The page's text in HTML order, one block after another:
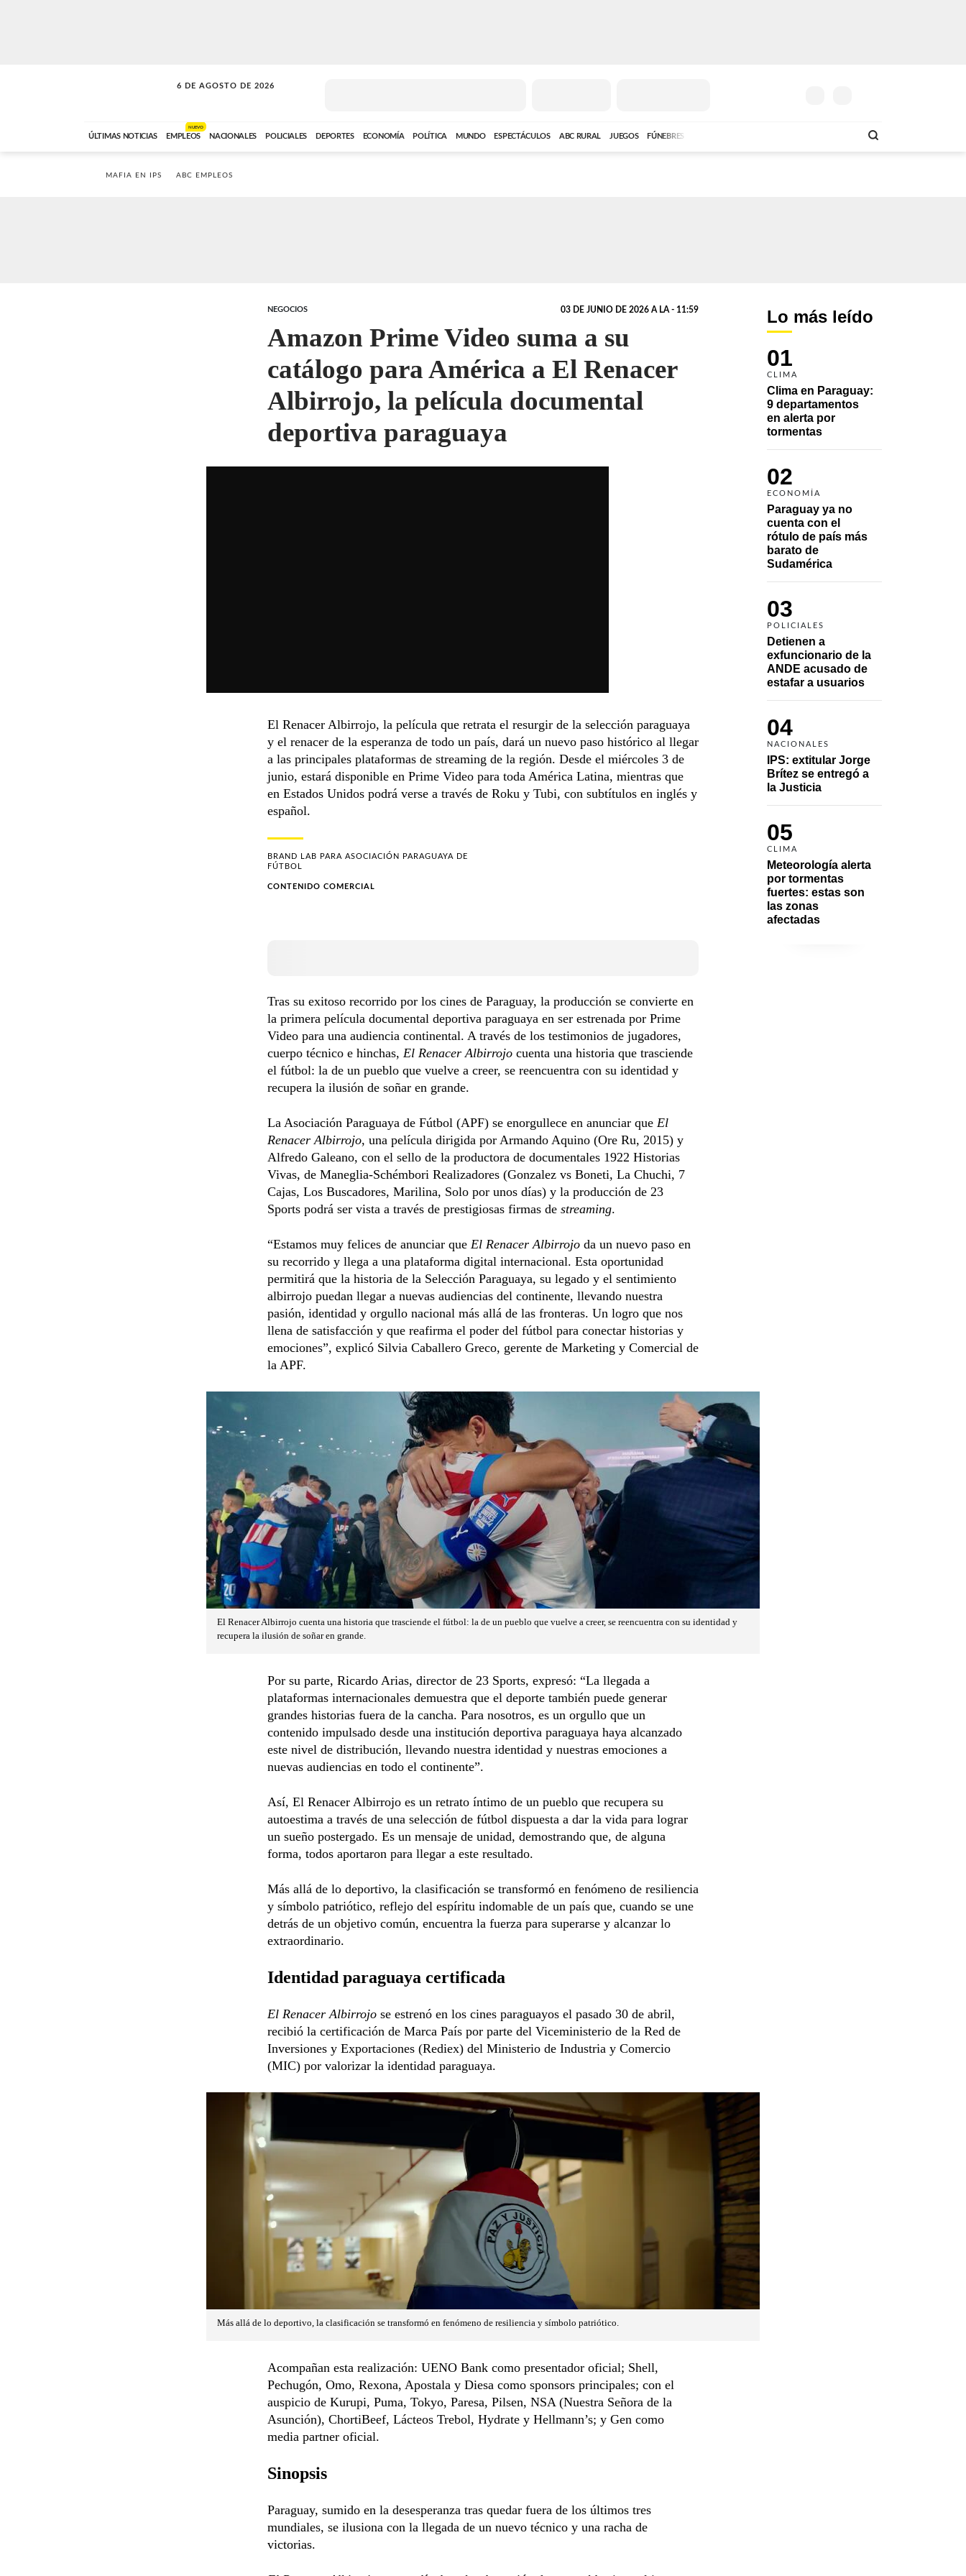
6 DE AGOSTO DE 2026
ÚLTIMAS NOTICIAS EMPLEOS
NUEVO
NACIONALES POLICIALES DEPORTES ECONOMÍA POLÍTICA MUNDO ESPECTÁCULOS ABC RURAL JUEGOS FÚNEBRES
MAFIA EN IPS ABC EMPLEOS
Lo más leído
01
CLIMA
Clima en Paraguay:
9 departamentos
en alerta por
tormentas
02
ECONOMÍA
Paraguay ya no
cuenta con el
rótulo de país más
barato de
Sudamérica
03
POLICIALES
Detienen a
exfuncionario de la
ANDE acusado de
estafar a usuarios
04
NACIONALES
IPS: extitular Jorge
Brítez se entregó a
la Justicia
05
CLIMA
Meteorología alerta
por tormentas
fuertes: estas son
las zonas
afectadas
NEGOCIOS 03 DE JUNIO DE 2026 A LA - 11:59
Amazon Prime Video suma a su
catálogo para América a El Renacer
Albirrojo, la película documental
deportiva paraguaya
El Renacer Albirrojo, la película que retrata el resurgir de la selección paraguaya
y el renacer de la esperanza de todo un país, dará un nuevo paso histórico al llegar
a las principales plataformas de streaming de la región. Desde el miércoles 3 de
junio, estará disponible en Prime Video para toda América Latina, mientras que
en Estados Unidos podrá verse a través de Roku y Tubi, con subtítulos en inglés y
español.
BRAND LAB PARA ASOCIACIÓN PARAGUAYA DE
FÚTBOL
CONTENIDO COMERCIAL
Tras su exitoso recorrido por los cines de Paraguay, la producción se convierte en
la primera película documental deportiva paraguaya en ser estrenada por Prime
Video para una audiencia continental. A través de los testimonios de jugadores,
cuerpo técnico e hinchas, El Renacer Albirrojo cuenta una historia que trasciende
el fútbol: la de un pueblo que vuelve a creer, se reencuentra con su identidad y
recupera la ilusión de soñar en grande.
La Asociación Paraguaya de Fútbol (APF) se enorgullece en anunciar que El
Renacer Albirrojo, una película dirigida por Armando Aquino (Ore Ru, 2015) y
Alfredo Galeano, con el sello de la productora de documentales 1922 Historias
Vivas, de Maneglia-Schémbori Realizadores (Gonzalez vs Boneti, La Chuchi, 7
Cajas, Los Buscadores, Marilina, Solo por unos días) y la producción de 23
Sports podrá ser vista a través de prestigiosas firmas de streaming.
“Estamos muy felices de anunciar que El Renacer Albirrojo da un nuevo paso en
su recorrido y llega a una plataforma digital internacional. Esta oportunidad
permitirá que la historia de la Selección Paraguaya, su legado y el sentimiento
albirrojo puedan llegar a nuevas audiencias del continente, llevando nuestra
pasión, identidad y orgullo nacional más allá de las fronteras. Un logro que nos
llena de satisfacción y que reafirma el poder del fútbol para conectar historias y
emociones”, explicó Silvia Caballero Greco, gerente de Marketing y Comercial de
la APF.
El Renacer Albirrojo cuenta una historia que trasciende el fútbol: la de un pueblo que vuelve a creer, se reencuentra con su identidad y
recupera la ilusión de soñar en grande.
Por su parte, Ricardo Arias, director de 23 Sports, expresó: “La llegada a
plataformas internacionales demuestra que el deporte también puede generar
grandes historias fuera de la cancha. Para nosotros, es un orgullo que un
contenido impulsado desde una institución deportiva paraguaya haya alcanzado
este nivel de distribución, llevando nuestra identidad y nuestras emociones a
nuevas audiencias en todo el continente”.
Así, El Renacer Albirrojo es un retrato íntimo de un pueblo que recupera su
autoestima a través de una selección de fútbol dispuesta a dar la vida para lograr
un sueño postergado. Es un mensaje de unidad, demostrando que, de alguna
forma, todos aportaron para llegar a este resultado.
Más allá de lo deportivo, la clasificación se transformó en fenómeno de resiliencia
y símbolo patriótico, reflejo del espíritu indomable de un país que, cuando se une
detrás de un objetivo común, encuentra la fuerza para superarse y alcanzar lo
extraordinario.
Identidad paraguaya certificada
El Renacer Albirrojo se estrenó en los cines paraguayos el pasado 30 de abril,
recibió la certificación de Marca País por parte del Viceministerio de la Red de
Inversiones y Exportaciones (Rediex) del Ministerio de Industria y Comercio
(MIC) por valorizar la identidad paraguaya.
Más allá de lo deportivo, la clasificación se transformó en fenómeno de resiliencia y símbolo patriótico.
Acompañan esta realización: UENO Bank como presentador oficial; Shell,
Pechugón, Omo, Rexona, Apostala y Diesa como sponsors principales; con el
auspicio de Kurupi, Puma, Tokyo, Paresa, Pilsen, NSA (Nuestra Señora de la
Asunción), ChortiBeef, Lácteos Trebol, Hydrate y Hellmann’s; y Gen como
media partner oficial.
Sinopsis
Paraguay, sumido en la desesperanza tras quedar fuera de los últimos tres
mundiales, se ilusiona con la llegada de un nuevo técnico y una racha de
victorias.